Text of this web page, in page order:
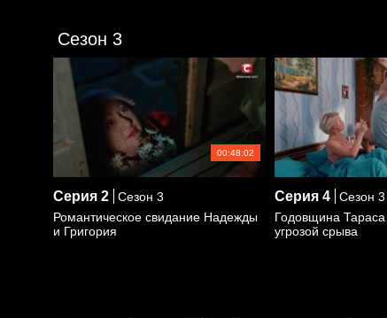
Сезон 3
00:48:02
Серия 2
Сезон 3
Романтическое свидание Надежды
и Григория
Серия 4
Сезон 3
Годовщина
угрозой срыва